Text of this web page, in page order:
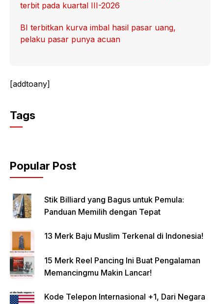
terbit pada kuartal III-2026
BI terbitkan kurva imbal hasil pasar uang,
pelaku pasar punya acuan
[addtoany]
Tags
Popular Post
Stik Billiard yang Bagus untuk Pemula:
Panduan Memilih dengan Tepat
13 Merk Baju Muslim Terkenal di Indonesia!
15 Merk Reel Pancing Ini Buat Pengalaman
Memancingmu Makin Lancar!
Kode Telepon Internasional +1, Dari Negara